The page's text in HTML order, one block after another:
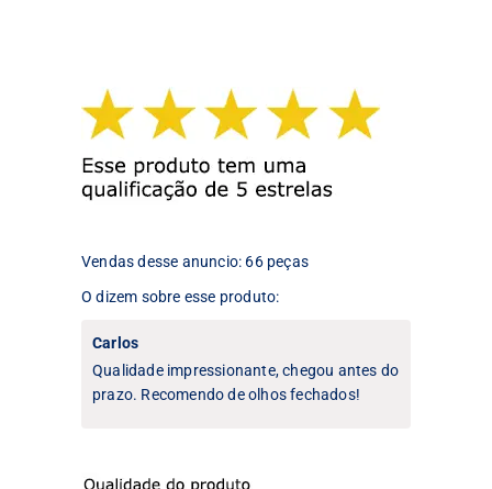
opções
podem
ser
escolhidas
na
produto
opções
podem
ser
na
Vendas desse anuncio: 66 peças
O dizem sobre esse produto:
Carlos
Qualidade impressionante, chegou antes do
prazo. Recomendo de olhos fechados!